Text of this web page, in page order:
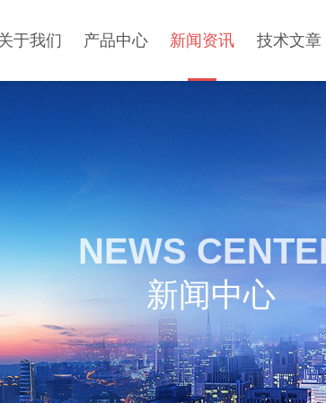
于我们 产品中心 新闻资讯 技术文章
NEWS
新闻中心